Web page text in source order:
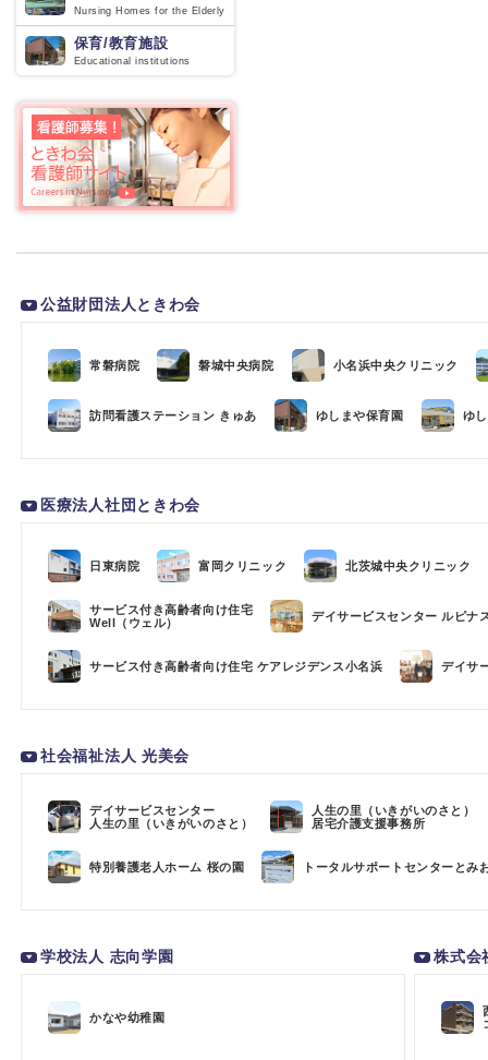
Nursing Homes for the Elderly
保育/教育施設
Educational institutions
公益財団法人ときわ会
常磐病院 磐城中央病院 小名浜中央クリニック
訪問看護ステーション きゅあ ゆしまや保育園 ゆ
医療法人社団ときわ会
日東病院 富岡クリニック 北茨城中央クリニック
サービス付き高齢者向け住宅
Well（ウェル）
デイサービスセンター ルピナ
サービス付き高齢者向け住宅 ケアレジデンス小名浜 デイサ
社会福祉法人 光美会
デイサービスセンター
人生の里（いきがいのさと）
人生の里（いきがいのさと）
居宅介護支援事務所
特別養護老人ホーム 桜の園 トータルサポートセンターとみ
学校法人 志向学園
かなや幼稚園
株式会